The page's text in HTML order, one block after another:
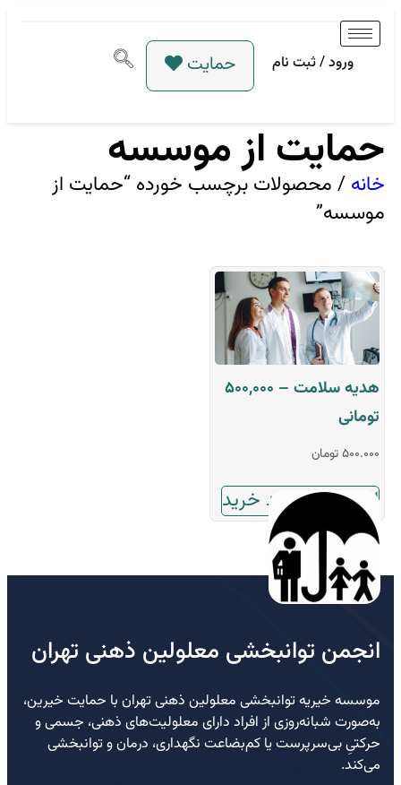
ورود / ثبت نام حمایت
حمایت از موسسه
خانه / محصولات برچسب خورده “حمایت از
موسسه”
هدیه سلامت – 500,000
تومانی
۵۰۰.۰۰۰تومان
افزودن به سبد خرید
انجمن توانبخشی معلولین ذهنی تهران
موسسه خیریه توانبخشی معلولین ذهنی تهران با حمایت خیرین،
به‌صورت شبانه‌روزی از افراد دارای معلولیت‌های ذهنی، جسمی و
حرکتیِ بی‌سرپرست یا کم‌بضاعت نگهداری، درمان و توانبخشی
می‌کند.